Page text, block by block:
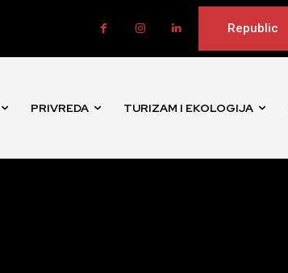
Republic
PRIVREDA TURIZAM I EKOLOGIJA